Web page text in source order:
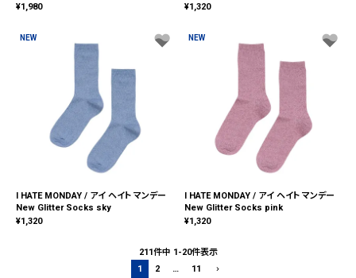
¥1,980
¥1,320
NEW
I HATE MONDAY / アイ ヘイト マンデー
New Glitter Socks sky
¥1,320
NEW
I HATE MONDAY / アイ ヘイト マンデー
New Glitter Socks pink
¥1,320
211件中 1-20件表示
1
2 … 11